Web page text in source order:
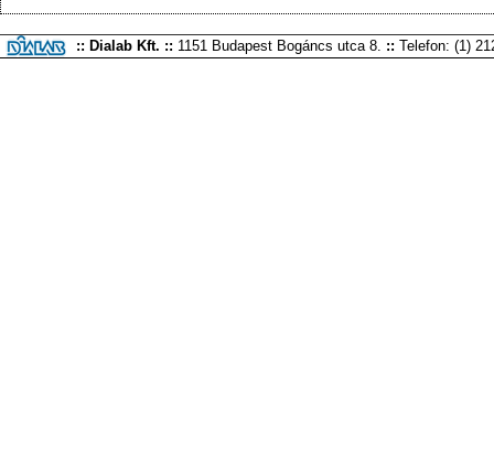
:: Dialab Kft. :: 1151 Budapest Bogáncs utca 8. :: Telefon: (1)